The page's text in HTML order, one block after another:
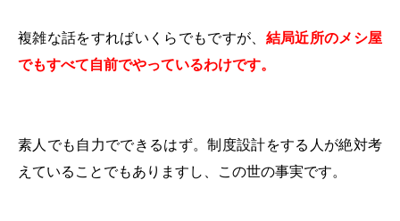
複雑な話をすればいくらでもですが、 結局近所のメシ屋
でもすべて自前でやっているわけです。
素人でも自力でできるはず。制度設計をする人が絶対考
えていることでもありますし、この世の事実です。